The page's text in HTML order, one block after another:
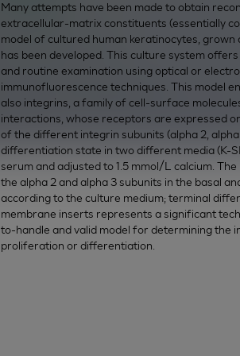
Many attempts have been made to obtain
extracellular-matrix constituents (essentially
model of cultured human keratinocytes,
has been developed. This culture system
and routine examination using optical or
immunofluorescence techniques. This model
also integrins, a family of cell-surface
interactions, whose receptors are expressed
of the different integrin subunits (alpha 2,
differentiation state in two different media (K-
serum and adjusted to 1.5 mmol/L calcium.
the alpha 2 and alpha 3 subunits in the basal
according to the culture medium; terminal
membrane inserts represents a significant
to-handle and valid model for determining the
proliferation or differentiation.